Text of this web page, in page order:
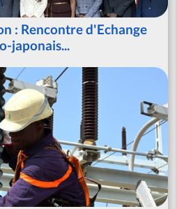
: Rencontre d'Echange
japonais...